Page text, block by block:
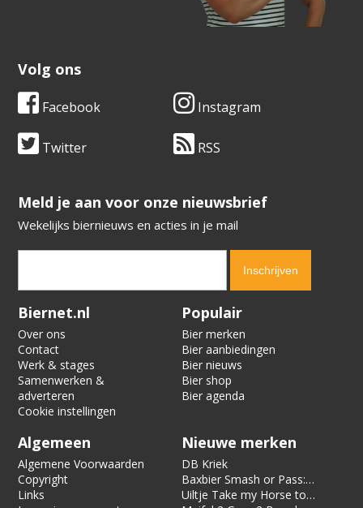
Volg ons
Facebook Instagram
Twitter RSS
​​​​​​​Meld je aan voor onze nieuwsbrief
Wekelijks biernieuws en acties in je mail
Verification code:
Biernet.nl
Over ons
Contact
Werk & stages
Samenwerken &
adverteren
Cookie instellingen
Populair
Bier merken
Bier aanbiedingen
Bier nieuws
Bier shop
Bier agenda
Algemeen
Algemene Voorwaarden
Copyright
Links
Nieuwe merken
DB Kriek
Baxbier Smash or Pass:
Strata
Uiltje Take my Horse to